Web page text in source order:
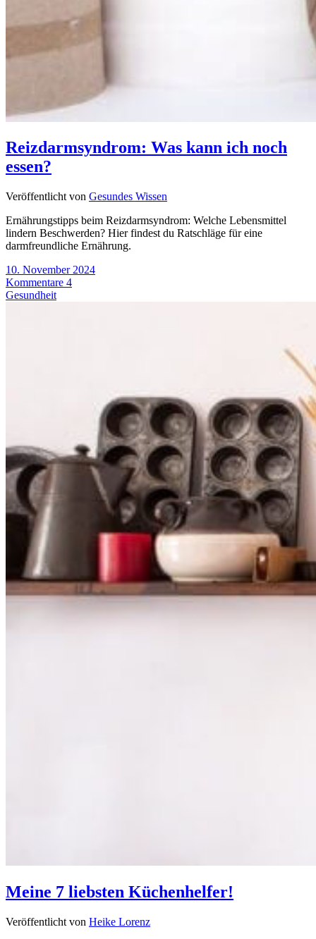
Reizdarmsyndrom: Was kann ich noch
essen?
Veröffentlicht von Gesundes Wissen
Ernährungstipps beim Reizdarmsyndrom: Welche Lebensmittel
lindern Beschwerden? Hier findest du Ratschläge für eine
darmfreundliche Ernährung.
10. November 2024
Kommentare 4
Gesundheit
Meine 7 liebsten Küchenhelfer!
Veröffentlicht von Heike Lorenz